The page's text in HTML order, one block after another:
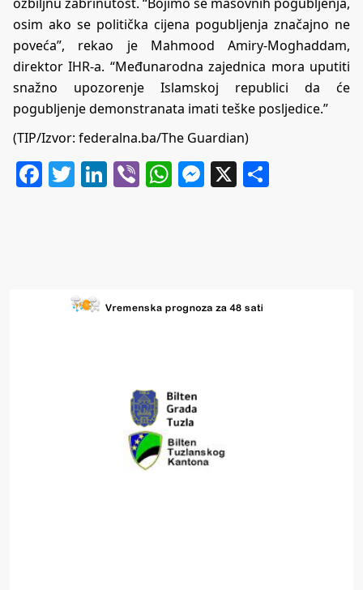
osim ako se politička cijena pogubljenja značajno ne
poveća”, rekao je Mahmood Amiry-Moghaddam,
direktor IHR-a. “Međunarodna zajednica mora uputiti
snažno upozorenje Islamskoj republici da će
pogubljenje demonstranata imati teške posljedice.”
(TIP/Izvor: federalna.ba/The Guardian)
Facebook
Twitter
LinkedIn
ViberWhatsApp
Messenger
X